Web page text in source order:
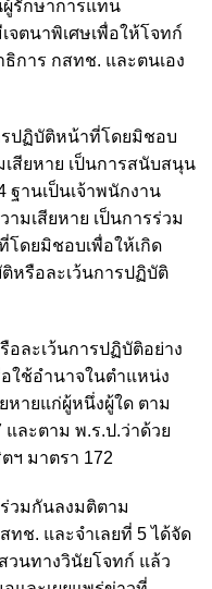
ผู้รักษาการแทน
จตนาพิเศษเพื่อให้โจทก์
การ กสทช. และตนเอง
รปฏิบัติหน้าที่โดยมิชอบ
สียหาย เป็นการสนับสนุน
ฐานเป็นเจ้าพนักงาน
มเสียหาย เป็นการร่วม
ดยมิชอบเพื่อให้เกิด
หรือละเว้นการปฏิบัติ
อละเว้นการปฏิบัติอย่าง
ใช้อำนาจในตำแหน่ง
หายแก่ผู้หนึ่งผู้ใด ตาม
ละตาม พ.ร.ป.ว่าด้วย
ฯ มาตรา 172
วมกันลงมติตาม
ทช. และจำเลยที่ 5 ได้จัด
นทางวินัยโจทก์ แล้ว